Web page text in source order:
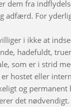
dem fra
adfærd. For
i ikke at
hadefuldt,
som er i strid
hostet eller
og
det